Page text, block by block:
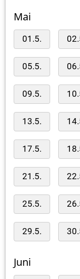
Mai
01.5.
05.5.
09.5.
13.5.
17.5.
21.5.
25.5.
29.5.
Juni